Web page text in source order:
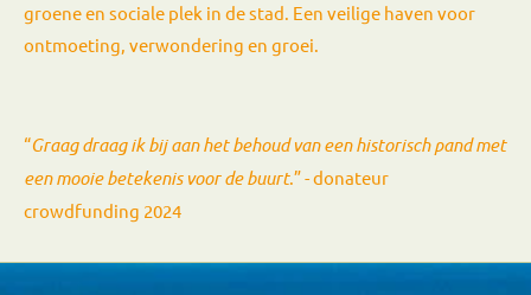
groene en sociale plek in de stad. Een veilige haven voor
ontmoeting, verwondering en groei.
“Graag draag ik bij aan het behoud van een historisch pand met
een mooie betekenis voor de buurt.” - donateur
crowdfunding 2024